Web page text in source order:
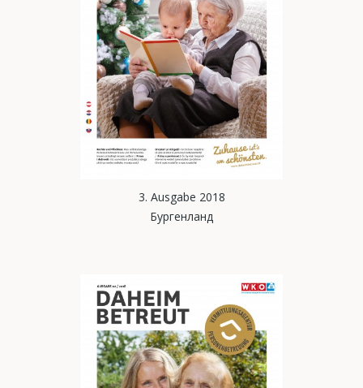
3. Ausgabe 2018
Бургенланд